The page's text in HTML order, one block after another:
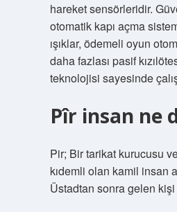
hareket sensörleridir.
otomatik kapı açma
ışıklar, ödemeli oyun
daha fazlası pasif
teknolojisi sayesinde
Pîr insan ne
Pir; Bir tarikat kurucusu
kıdemli olan kamil insan
Üstadtan sonra gelen